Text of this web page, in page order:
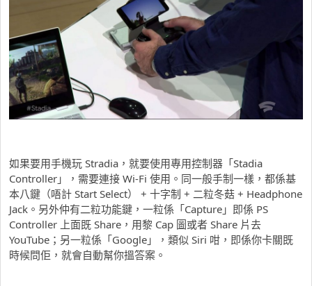
如果要用手機玩 Stradia，就要使用專用控制器「Stadia
Controller」，需要連接 Wi-Fi 使用。同一般手制一樣，都係基
本八鍵（唔計 Start Select） + 十字制 + 二粒冬菇 + Headphone
Jack。另外仲有二粒功能鍵，一粒係「Capture」即係 PS
Controller 上面既 Share，用黎 Cap 圖或者 Share 片去
YouTube；另一粒係「Google」，類似 Siri 咁，即係你卡關既
時候問佢，就會自動幫你搵答案。